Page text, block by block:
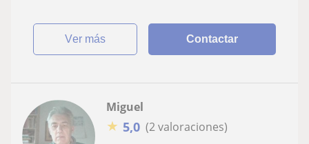
ver más Contactar
Miguel
★ 5,0 (2 valoraciones)